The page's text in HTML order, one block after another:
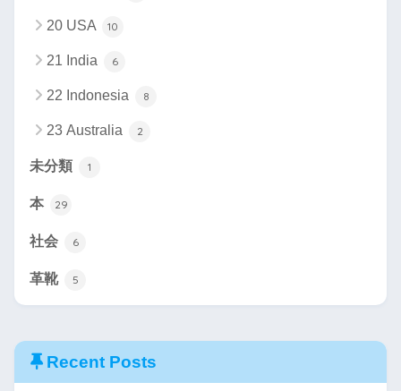
20 USA 10
21 India 6
22 Indonesia 8
23 Australia 2
未分類 1
本 29
社会 6
革靴 5
Recent Posts